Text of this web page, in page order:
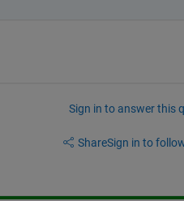
Sign in to answer this
ShareSign in to